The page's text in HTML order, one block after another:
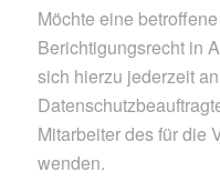
Möchte eine
Berichtigungsrecht in
sich hierzu jederzeit
Mitarbeiter des für die
wenden.